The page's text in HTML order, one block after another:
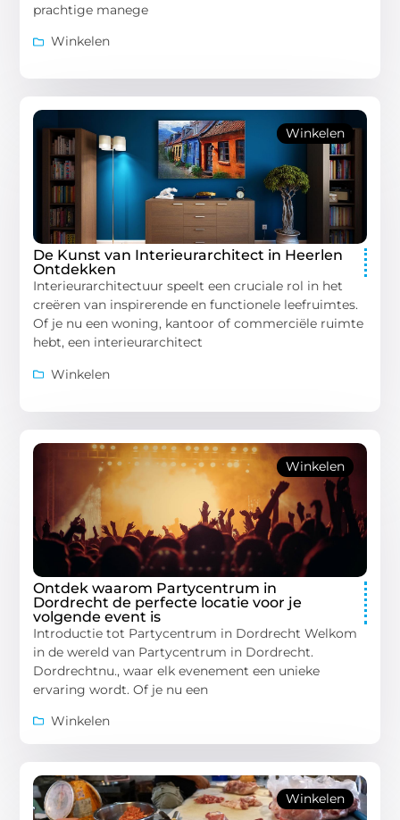
prachtige manege
Winkelen
Winkelen
De Kunst van Interieurarchitect in Heerlen
Ontdekken
Interieurarchitectuur speelt een cruciale rol in het
creëren van inspirerende en functionele leefruimtes.
Of je nu een woning, kantoor of commerciële ruimte
hebt, een interieurarchitect
Winkelen
Winkelen
Ontdek waarom Partycentrum in
Dordrecht de perfecte locatie voor je
volgende event is
Introductie tot Partycentrum in Dordrecht Welkom
in de wereld van Partycentrum in Dordrecht.
Dordrechtnu., waar elk evenement een unieke
ervaring wordt. Of je nu een
Winkelen
Winkelen